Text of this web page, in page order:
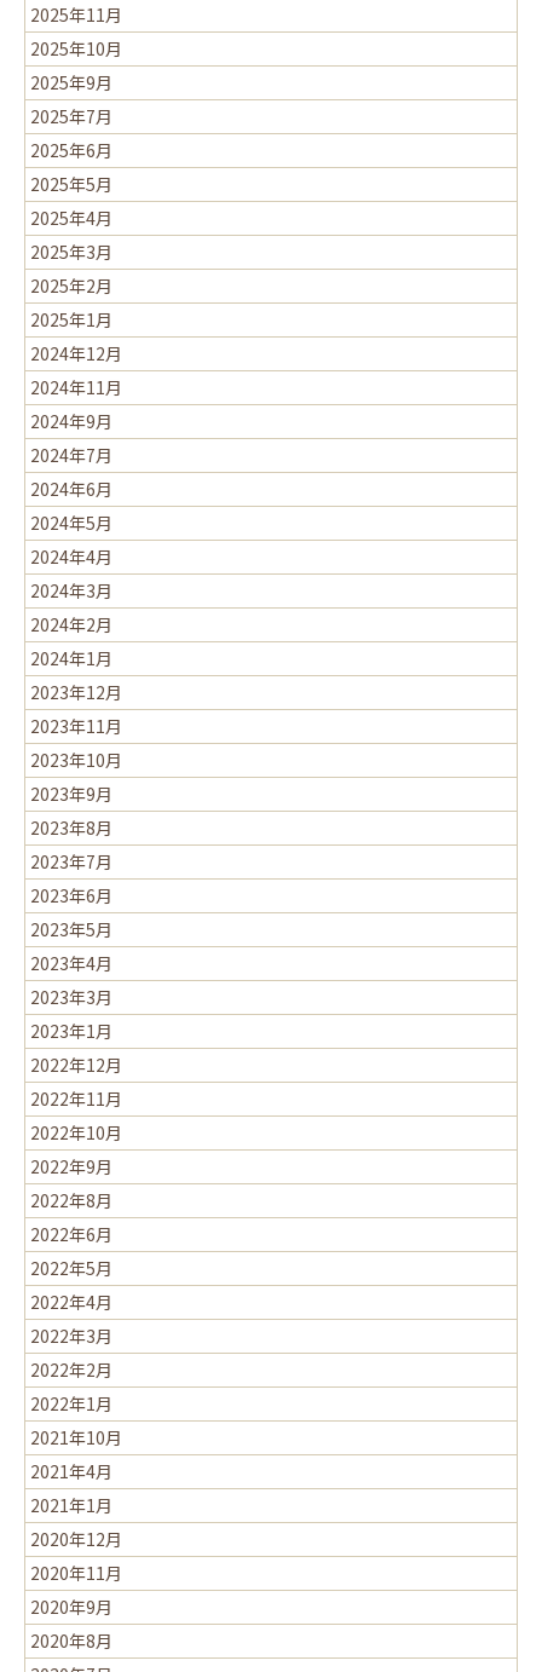
2025年11月
2025年10月
2025年9月
2025年7月
2025年6月
2025年5月
2025年4月
2025年3月
2025年2月
2025年1月
2024年12月
2024年11月
2024年9月
2024年7月
2024年6月
2024年5月
2024年4月
2024年3月
2024年2月
2024年1月
2023年12月
2023年11月
2023年10月
2023年9月
2023年8月
2023年7月
2023年6月
2023年5月
2023年4月
2023年3月
2023年1月
2022年12月
2022年11月
2022年10月
2022年9月
2022年8月
2022年6月
2022年5月
2022年4月
2022年3月
2022年2月
2022年1月
2021年10月
2021年4月
2021年1月
2020年12月
2020年11月
2020年9月
2020年8月